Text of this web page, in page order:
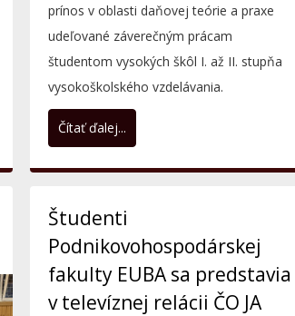
prínos v oblasti daňovej teórie a praxe
udeľované záverečným prácam
študentom vysokých škôl I. až II. stupňa
vysokoškolského vzdelávania.
Čítať ďalej...
Študenti
Podnikovohospodárskej
fakulty EUBA sa predstavia
v televíznej relácii ČO JA